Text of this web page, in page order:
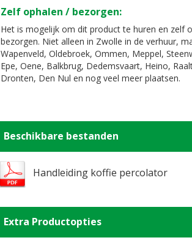
Zelf ophalen / bezorgen:
Het is mogelijk om dit product te huren en zelf
bezorgen. Niet alleen in Zwolle in de verhuur,
Wapenveld, Oldebroek, Ommen, Meppel,
Epe, Oene, Balkbrug, Dedemsvaart, Heino,
Dronten, Den Nul en nog veel meer plaatsen.
Beschikbare bestanden
Handleiding koffie percolator
Extra Productopties